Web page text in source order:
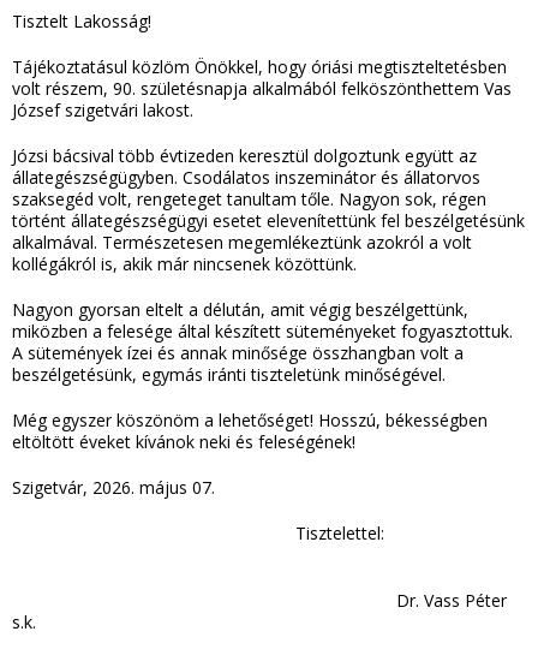
Tisztelt Lakosság!
Tájékoztatásul közlöm Önökkel, hogy óriási megtiszteltetésben
volt részem, 90. születésnapja alkalmából felköszönthettem Vas
József szigetvári lakost.
Józsi bácsival több évtizeden keresztül dolgoztunk együtt az
állategészségügyben. Csodálatos inszeminátor és állatorvos
szaksegéd volt, rengeteget tanultam tőle. Nagyon sok, régen
történt állategészségügyi esetet elevenítettünk fel beszélgetésünk
alkalmával. Természetesen megemlékeztünk azokról a volt
kollégákról is, akik már nincsenek közöttünk.
Nagyon gyorsan eltelt a délután, amit végig beszélgettünk,
miközben a felesége által készített süteményeket fogyasztottuk.
A sütemények ízei és annak minősége összhangban volt a
beszélgetésünk, egymás iránti tiszteletünk minőségével.
Még egyszer köszönöm a lehetőséget! Hosszú, békességben
eltöltött éveket kívánok neki és feleségének!
Szigetvár, 2026. május 07.
Tisztelettel:
Dr. Vass Péter
s.k.